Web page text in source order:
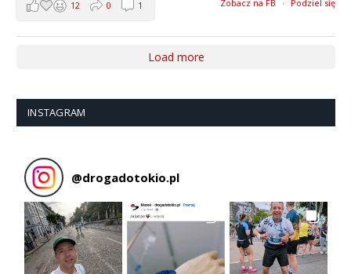
Zobacz na FB · Podziel się
12 0 1
Load more
INSTAGRAM
@drogadotokio.pl